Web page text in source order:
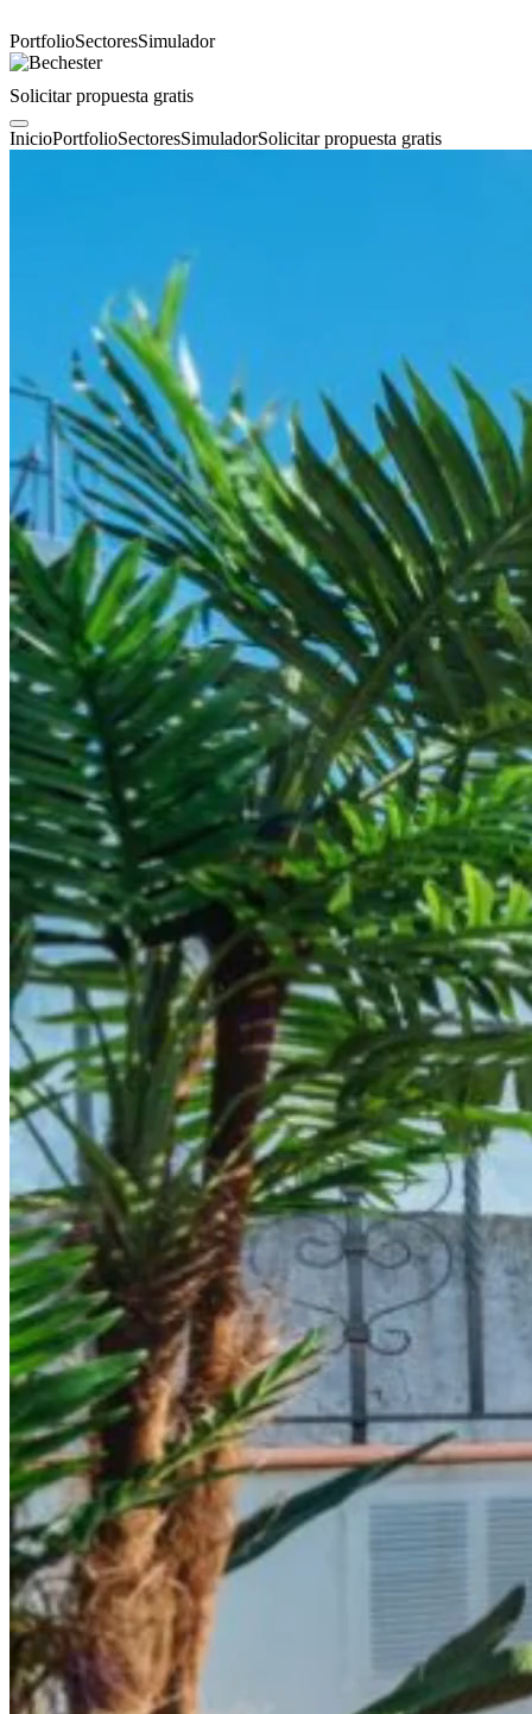
PortfolioSectoresSimulador
Solicitar propuesta gratis
InicioPortfolioSectoresSimuladorSolicitar propuesta gratis